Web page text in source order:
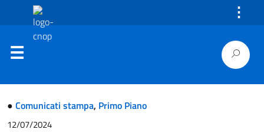
⋮
● Comunicati stampa, Primo Piano
12/07/2024